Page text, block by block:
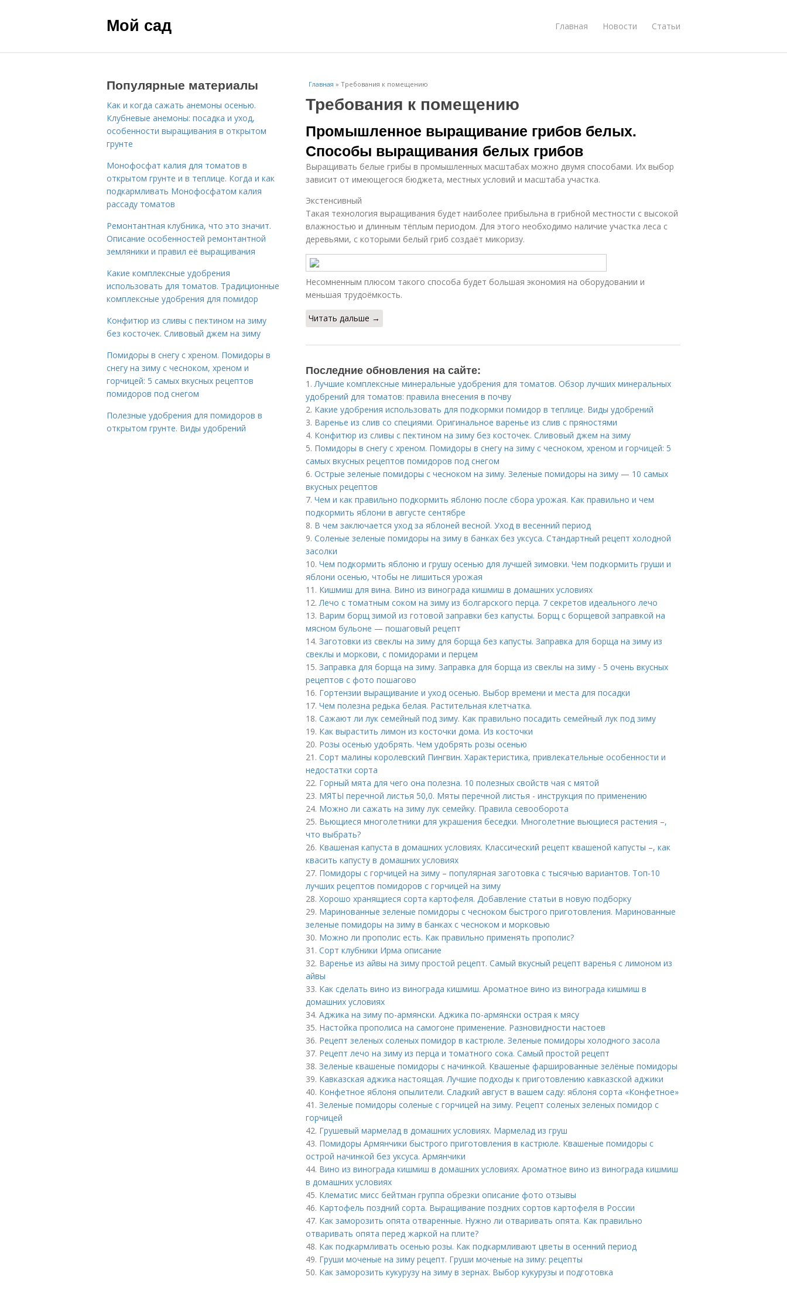
Мой сад Главная Новости Статьи
Главная » Требования к помещению
Требования к помещению
Промышленное выращивание грибов белых.
Способы выращивания белых грибов
Выращивать белые грибы в промышленных масштабах можно двумя способами. Их выбор
зависит от имеющегося бюджета, местных условий и масштаба участка.
Экстенсивный
Такая технология выращивания будет наиболее прибыльна в грибной местности с высокой
влажностью и длинным тёплым периодом. Для этого необходимо наличие участка леса с
деревьями, с которыми белый гриб создаёт микоризу.
Несомненным плюсом такого способа будет большая экономия на оборудовании и
меньшая трудоёмкость.
Читать дальше →
Последние обновления на сайте:
1.Лучшие комплексные минеральные удобрения для томатов. Обзор лучших минеральных
удобрений для томатов: правила внесения в почву
2. Какие удобрения использовать для подкормки помидор в теплице. Виды удобрений
3. Варенье из слив со специями. Оригинальное варенье из слив с пряностями
4. Конфитюр из сливы с пектином на зиму без косточек. Сливовый джем на зиму
5. Помидоры в снегу с хреном. Помидоры в снегу на зиму с чесноком, хреном и горчицей: 5
самых вкусных рецептов помидоров под снегом
6. Острые зеленые помидоры с чесноком на зиму. Зеленые помидоры на зиму — 10 самых
вкусных рецептов
7. Чем и как правильно подкормить яблоню после сбора урожая. Как правильно и чем
подкормить яблони в августе сентябре
8. В чем заключается уход за яблоней весной. Уход в весенний период
9. Соленые зеленые помидоры на зиму в банках без уксуса. Стандартный рецепт холодной
засолки
10. Чем подкормить яблоню и грушу осенью для лучшей зимовки. Чем подкормить груши и
яблони осенью, чтобы не лишиться урожая
11. Кишмиш для вина. Вино из винограда кишмиш в домашних условиях
12.Лечо с томатным соком на зиму из болгарского перца. 7 секретов идеального лечо
13. Варим борщ зимой из готовой заправки без капусты. Борщ с борщевой заправкой на
мясном бульоне — пошаговый рецепт
14. Заготовки из свеклы на зиму для борща без капусты. Заправка для борща на зиму из
свеклы и моркови, с помидорами и перцем
15. Заправка для борща на зиму. Заправка для борща из свеклы на зиму - 5 очень вкусных
рецептов с фото пошагово
16. Гортензии выращивание и уход осенью. Выбор времени и места для посадки
17. Чем полезна редька белая. Растительная клетчатка.
18. Сажают ли лук семейный под зиму. Как правильно посадить семейный лук под зиму
19. Как вырастить лимон из косточки дома. Из косточки
20. Розы осенью удобрять. Чем удобрять розы осенью
21. Сорт малины королевский Пингвин. Характеристика, привлекательные особенности и
недостатки сорта
22. Горный мята для чего она полезна. 10 полезных свойств чая с мятой
23. МЯТЫ перечной листья 50,0. Мяты перечной листья - инструкция по применению
24. Можно ли сажать на зиму лук семейку. Правила севооборота
25. Вьющиеся многолетники для украшения беседки. Многолетние вьющиеся растения –,
что выбрать?
26. Квашеная капуста в домашних условиях. Классический рецепт квашеной капусты –, как
квасить капусту в домашних условиях
27. Помидоры с горчицей на зиму – популярная заготовка с тысячью вариантов. Топ-10
лучших рецептов помидоров с горчицей на зиму
28. Хорошо хранящиеся сорта картофеля. Добавление статьи в новую подборку
29. Маринованные зеленые помидоры с чесноком быстрого приготовления. Маринованные
зеленые помидоры на зиму в банках с чесноком и морковью
30. Можно ли прополис есть. Как правильно применять прополис?
31. Сорт клубники Ирма описание
32. Варенье из айвы на зиму простой рецепт. Самый вкусный рецепт варенья с лимоном из
айвы
33. Как сделать вино из винограда кишмиш. Ароматное вино из винограда кишмиш в
домашних условиях
34. Аджика на зиму по-армянски. Аджика по-армянски острая к мясу
35. Настойка прополиса на самогоне применение. Разновидности настоев
36. Рецепт зеленых соленых помидор в кастрюле. Зеленые помидоры холодного засола
37. Рецепт лечо на зиму из перца и томатного сока. Самый простой рецепт
38. Зеленые квашеные помидоры с начинкой. Квашеные фаршированные зелёные помидоры
39. Кавказская аджика настоящая. Лучшие подходы к приготовлению кавказской аджики
40. Конфетное яблоня опылители. Сладкий август в вашем саду: яблоня сорта «Конфетное»
41. Зеленые помидоры соленые с горчицей на зиму. Рецепт соленых зеленых помидор с
горчицей
42. Грушевый мармелад в домашних условиях. Мармелад из груш
43. Помидоры Армянчики быстрого приготовления в кастрюле. Квашеные помидоры с
острой начинкой без уксуса. Армянчики
44. Вино из винограда кишмиш в домашних условиях. Ароматное вино из винограда кишмиш
в домашних условиях
45. Клематис мисс бейтман группа обрезки описание фото отзывы
46. Картофель поздний сорта. Выращивание поздних сортов картофеля в России
47. Как заморозить опята отваренные. Нужно ли отваривать опята. Как правильно
отваривать опята перед жаркой на плите?
48. Как подкармливать осенью розы. Как подкармливают цветы в осенний период
49. Груши моченые на зиму рецепт. Груши моченые на зиму: рецепты
50. Как заморозить кукурузу на зиму в зернах. Выбор кукурузы и подготовка
Популярные материалы
Как и когда сажать анемоны осенью.
Клубневые анемоны: посадка и уход,
особенности выращивания в открытом
грунте
Монофосфат калия для томатов в
открытом грунте и в теплице. Когда и как
подкармливать Монофосфатом калия
рассаду томатов
Ремонтантная клубника, что это значит.
Описание особенностей ремонтантной
земляники и правил её выращивания
Какие комплексные удобрения
использовать для томатов. Традиционные
комплексные удобрения для помидор
Конфитюр из сливы с пектином на зиму
без косточек. Сливовый джем на зиму
Помидоры в снегу с хреном. Помидоры в
снегу на зиму с чесноком, хреном и
горчицей: 5 самых вкусных рецептов
помидоров под снегом
Полезные удобрения для помидоров в
открытом грунте. Виды удобрений